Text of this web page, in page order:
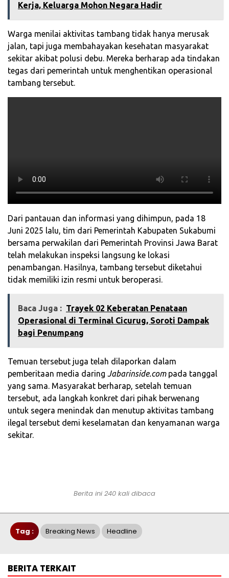
Kerja, Keluarga Mohon Negara Hadir‎
Warga menilai aktivitas tambang tidak hanya merusak
jalan, tapi juga membahayakan kesehatan masyarakat
sekitar akibat polusi debu. Mereka berharap ada tindakan
tegas dari pemerintah untuk menghentikan operasional
tambang tersebut.
Dari pantauan dan informasi yang dihimpun, pada 18
Juni 2025 lalu, tim dari Pemerintah Kabupaten Sukabumi
bersama perwakilan dari Pemerintah Provinsi Jawa Barat
telah melakukan inspeksi langsung ke lokasi
penambangan. Hasilnya, tambang tersebut diketahui
tidak memiliki izin resmi untuk beroperasi.
Baca Juga : ‎Trayek 02 Keberatan Penataan
Operasional di Terminal Cicurug, Soroti Dampak
bagi Penumpang
Temuan tersebut juga telah dilaporkan dalam
pemberitaan media daring Jabarinside.compada tanggal
yang sama. Masyarakat berharap, setelah temuan
tersebut, ada langkah konkret dari pihak berwenang
untuk segera menindak dan menutup aktivitas tambang
ilegal tersebut demi keselamatan dan kenyamanan warga
sekitar.
Berita ini 240 kali dibaca
Tag : Breaking News Headline
BERITA TERKAIT